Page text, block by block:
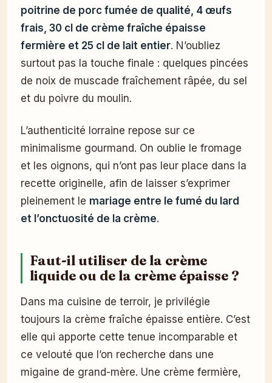
poitrine de porc fumée de qualité, 4 œufs
frais, 30 cl de crème fraîche épaisse
fermière et 25 cl de lait entier. N’oubliez
surtout pas la touche finale : quelques pincées
de noix de muscade fraîchement râpée, du sel
et du poivre du moulin.
L’authenticité lorraine repose sur ce
minimalisme gourmand. On oublie le fromage
et les oignons, qui n’ont pas leur place dans la
recette originelle, afin de laisser s’exprimer
pleinement le mariage entre le fumé du lard
et l’onctuosité de la crème.
Faut-il utiliser de la crème
liquide ou de la crème épaisse ?
Dans ma cuisine de terroir, je privilégie
toujours la crème fraîche épaisse entière. C’est
elle qui apporte cette tenue incomparable et
ce velouté que l’on recherche dans une
migaine de grand-mère. Une crème fermière,